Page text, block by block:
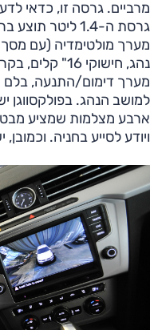
גרסת ה-1.4 ליטר
נהג, חישוקי
מערך דימום/התנעה, בלם
למושב הנהג. בפולקסווגן
ארבע מצלמות שמציע מבט
ויודע לסייע בחניה. וכמובן,